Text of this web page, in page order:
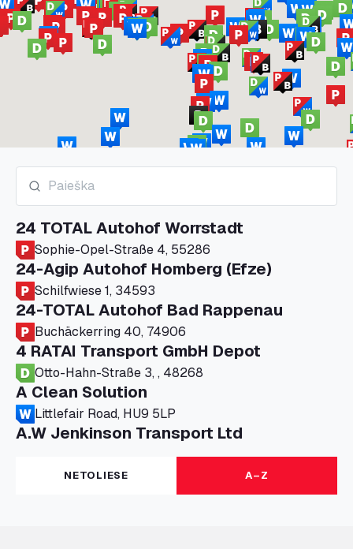
24 TOTAL Autohof Worrstadt
Sophie-Opel-Straße 4, 55286
24-Agip Autohof Homberg (Efze)
Schilfwiese 1, 34593
24-TOTAL Autohof Bad Rappenau
Buchäckerring 40, 74906
4 RATAI Transport GmbH Depot
Otto-Hahn-Straße 3, , 48268
A Clean Solution
Littlefair Road, HU9 5LP
A.W Jenkinson Transport Ltd
Progress House, ME11 5GA
A+G Nettetal - Depot Parking
Am Panneschopp 7, 41334
NETOLIESE A–Z